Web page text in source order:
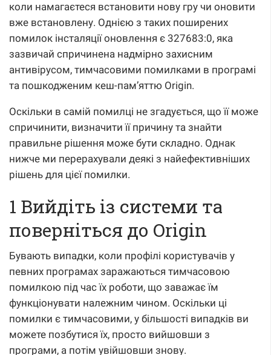
коли намагаєтеся встановити нову гру чи оновити
вже встановлену. Однією з таких поширених
помилок інсталяції оновлення є 327683:0, яка
зазвичай спричинена надмірно захисним
антивірусом, тимчасовими помилками в програмі
та пошкодженим кеш-пам’яттю Origin.
Оскільки в самій помилці не згадується, що її може
спричинити, визначити її причину та знайти
правильне рішення може бути складно. Однак
нижче ми перерахували деякі з найефективніших
рішень для цієї помилки.
1 Вийдіть із системи та
поверніться до Origin
Бувають випадки, коли профілі користувачів у
певних програмах заражаються тимчасовою
помилкою під час їх роботи, що заважає їм
функціонувати належним чином. Оскільки ці
помилки є тимчасовими, у більшості випадків ви
можете позбутися їх, просто вийшовши з
програми, а потім увійшовши знову.